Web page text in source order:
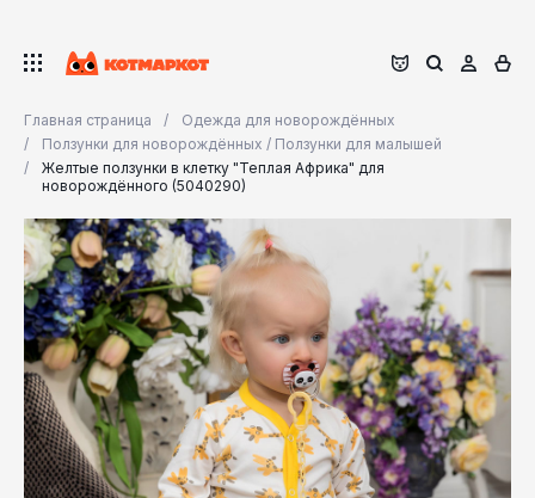
Главная страница
Одежда для новорождённых
Ползунки для новорождённых / Ползунки для малышей
Желтые ползунки в клетку "Теплая Африка" для
новорождённого (5040290)